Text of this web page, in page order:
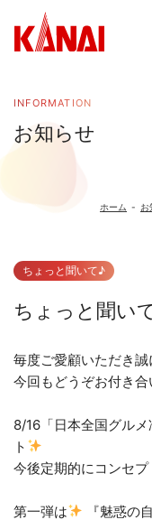
INFORMATION
お知らせ
ホーム - お
ちょっと聞いて♪
ちょっと聞い
毎度ご愛顧いただき
今回もどうぞお付き
8/16「日本全国グル
ト
今後定期的にコンセ
第一弾は 『魅惑の